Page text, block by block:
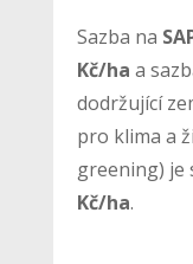
Sazba na
Kč/ha a
dodržující
pro klima a
greening) je
Kč/ha.